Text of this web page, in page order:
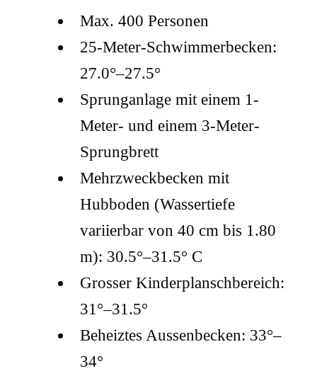
Max. 400 Personen
25-Meter-Schwimmerbecken:
27.0°–27.5°
Sprunganlage mit einem 1-
Meter- und einem 3-Meter-
Sprungbrett
Mehrzweckbecken mit
Hubboden (Wassertiefe
variierbar von 40 cm bis 1.80
m): 30.5°–31.5° C
Grosser Kinderplanschbereich:
31°–31.5°
Beheiztes Aussenbecken: 33°–
34°